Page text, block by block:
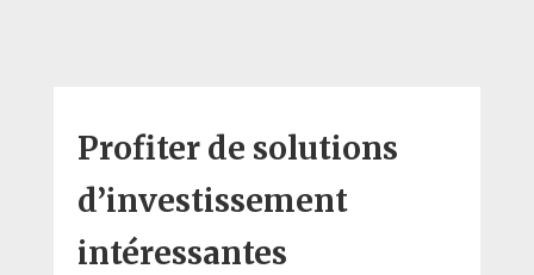
Profiter de solutions
d’investissement
intéressantes